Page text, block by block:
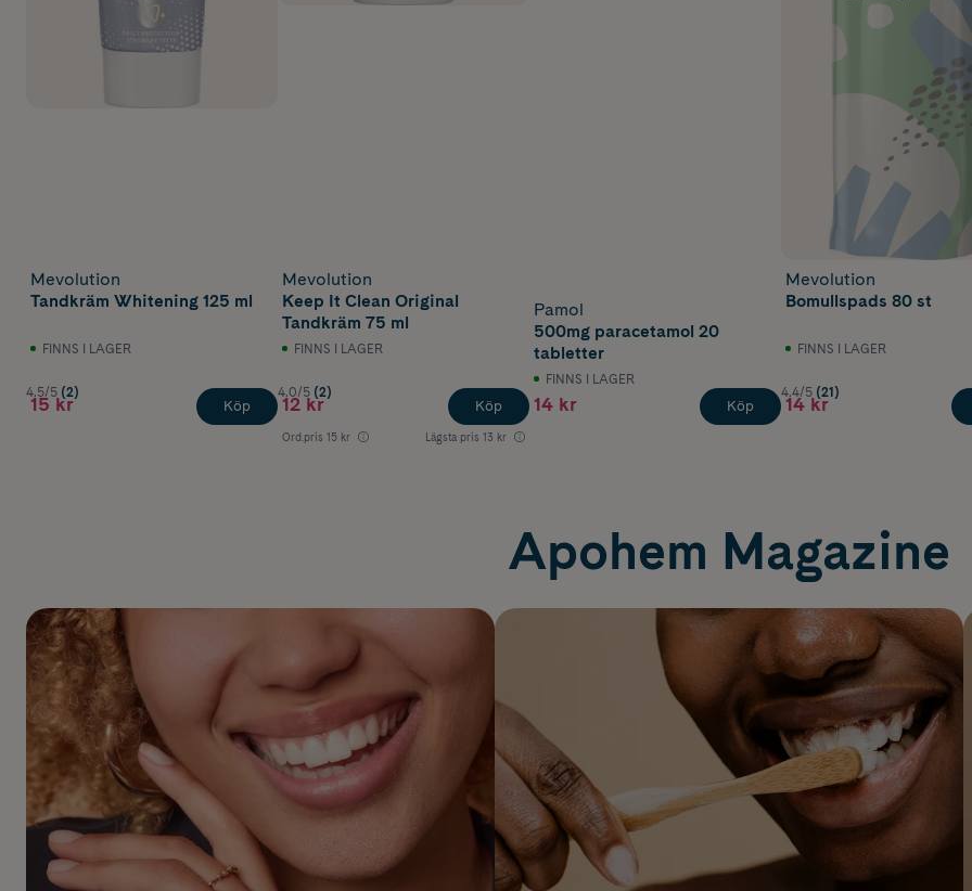
Mevolution
Tandkräm Whitening 125 ml
FINNS I LAGER
4.5/5 (2)
15 kr Köp
Mevolution
Keep It Clean Original
Tandkräm 75 ml
FINNS I LAGER
4.0/5 (2)
12 kr
Ord.pris 15 kr Lägsta pris 13 kr
Köp
Pamol
500mg paracetamol 20
tabletter
FINNS I LAGER
14 kr Köp
Mevolution
Bomullspads 80 st
FINNS I LAGER
4.4/5 (21)
14 kr
Apohem Magazine